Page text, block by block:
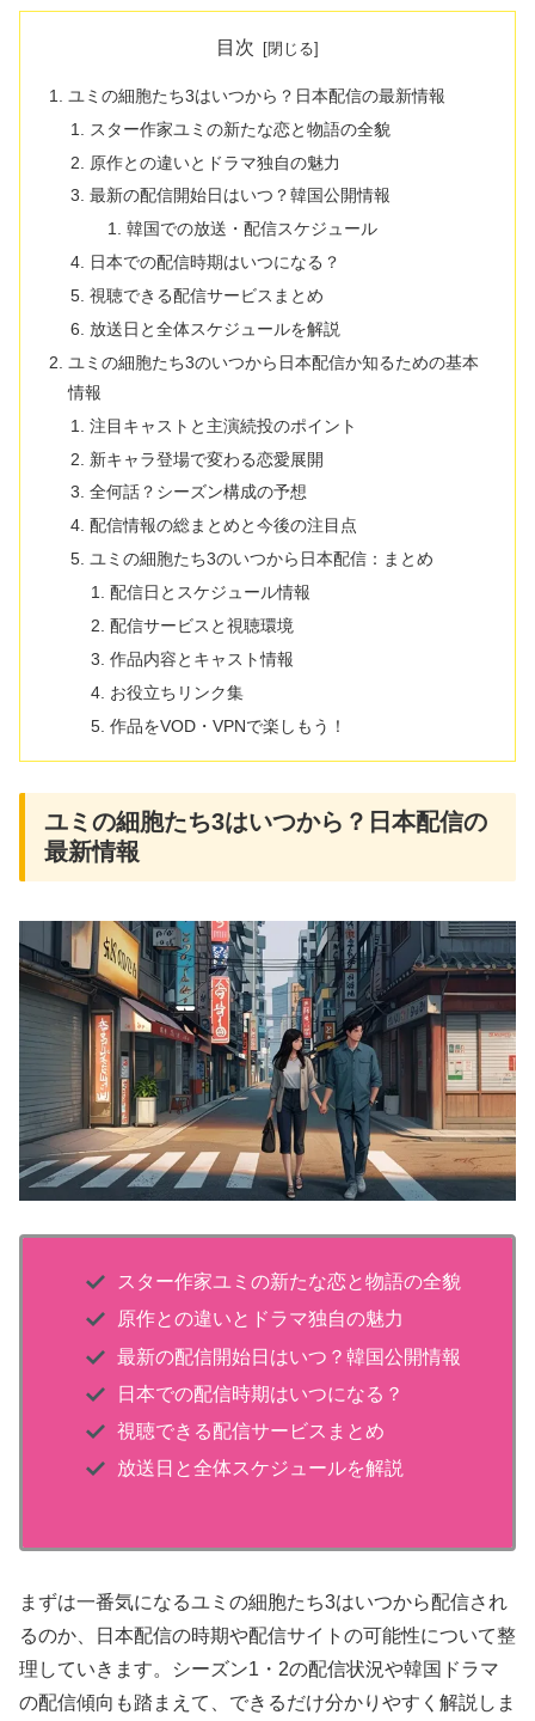
目次
ユミの細胞たち3はいつから？日本配信の最新情報
スター作家ユミの新たな恋と物語の全貌
原作との違いとドラマ独自の魅力
最新の配信開始日はいつ？韓国公開情報
韓国での放送・配信スケジュール
日本での配信時期はいつになる？
視聴できる配信サービスまとめ
放送日と全体スケジュールを解説
ユミの細胞たち3のいつから日本配信か知るための基本
情報
注目キャストと主演続投のポイント
新キャラ登場で変わる恋愛展開
全何話？シーズン構成の予想
配信情報の総まとめと今後の注目点
ユミの細胞たち3のいつから日本配信：まとめ
配信日とスケジュール情報
配信サービスと視聴環境
作品内容とキャスト情報
お役立ちリンク集
作品をVOD・VPNで楽しもう！
ユミの細胞たち3はいつから？日本配信の
最新情報
スター作家ユミの新たな恋と物語の全貌
原作との違いとドラマ独自の魅力
最新の配信開始日はいつ？韓国公開情報
日本での配信時期はいつになる？
視聴できる配信サービスまとめ
放送日と全体スケジュールを解説
まずは一番気になるユミの細胞たち3はいつから配信され
るのか、日本配信の時期や配信サイトの可能性について整
理していきます。シーズン1・2の配信状況や韓国ドラマ
の配信傾向も踏まえて、できるだけ分かりやすく解説しま